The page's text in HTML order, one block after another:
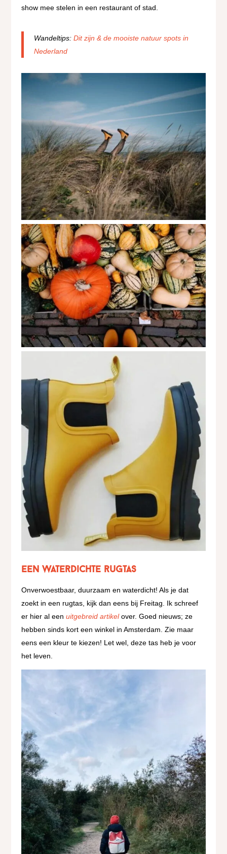
show mee stelen in een restaurant of stad.
Wandeltips:Dit zijn & de mooiste natuur spots in
Nederland
Een waterdichte rugtas
Onverwoestbaar, duurzaam en waterdicht! Als je dat
zoekt in een rugtas, kijk dan eens bij Freitag. Ik schreef
er hier al eenuitgebreid artikelover. Goed nieuws; ze
hebben sinds kort een winkel in Amsterdam. Zie maar
eens een kleur te kiezen! Let wel, deze tas heb je voor
het leven.